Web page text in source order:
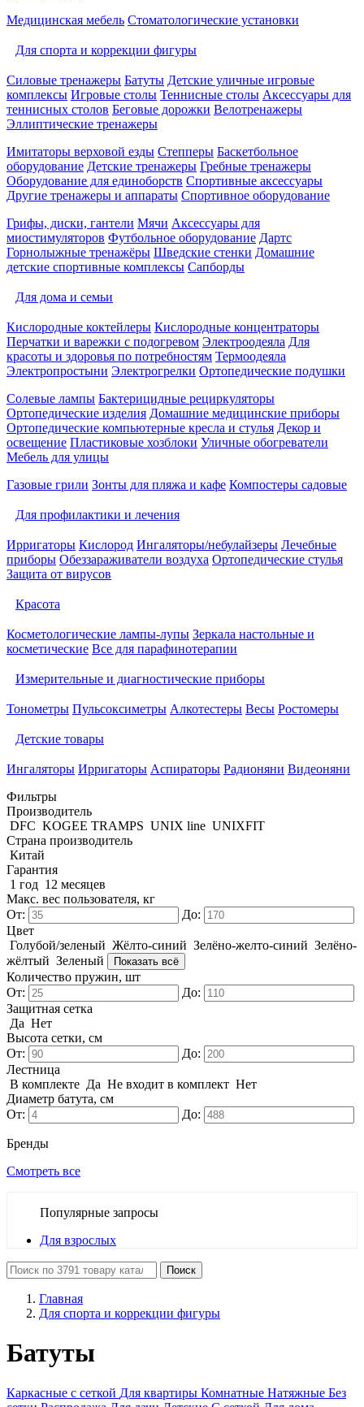
Медицинская мебель Стоматологические установки
Для спорта и коррекции фигуры
Силовые тренажеры Батуты Детские уличные игровые
комплексы Игровые столы Теннисные столы Аксессуары для
теннисных столов Беговые дорожки Велотренажеры
Эллиптические тренажеры
Имитаторы верховой езды Степперы Баскетбольное
оборудование Детские тренажеры Гребные тренажеры
Оборудование для единоборств Спортивные аксессуары
Другие тренажеры и аппараты Спортивное оборудование
Грифы, диски, гантели Мячи Аксессуары для
миостимуляторов Футбольное оборудование Дартс
Горнолыжные тренажёры Шведские стенки Домашние
детские спортивные комплексы Сапборды
Для дома и семьи
Кислородные коктейлеры Кислородные концентраторы
Перчатки и варежки с подогревом Электроодеяла Для
красоты и здоровья по потребностям Термоодеяла
Электропростыни Электрогрелки Ортопедические подушки
Солевые лампы Бактерицидные рециркуляторы
Ортопедические изделия Домашние медицинские приборы
Ортопедические компьютерные кресла и стулья Декор и
освещение Пластиковые хозблоки Уличные обогреватели
Мебель для улицы
Газовые грили Зонты для пляжа и кафе Компостеры садовые
Для профилактики и лечения
Ирригаторы Кислород Ингаляторы/небулайзеры Лечебные
приборы Обеззараживатели воздуха Ортопедические стулья
Защита от вирусов
Красота
Косметологические лампы-лупы Зеркала настольные и
косметические Все для парафинотерапии
Измерительные и диагностические приборы
Тонометры Пульсоксиметры Алкотестеры Весы Ростомеры
Детские товары
Ингаляторы Ирригаторы Аспираторы Радионяни Видеоняни
Фильтры
Производитель
DFC KOGEE TRAMPS UNIX line UNIXFIT
Страна производитель
Китай
Гарантия
1 год 12 месяцев
Макс. вес пользователя, кг
От:
До:
Цвет
Голубой/зеленый Жёлто-синий Зелёно-желто-синий Зелёно-
жёлтый Зеленый Показать всё
Количество пружин, шт
От:
До:
Защитная сетка
Да Нет
Высота сетки, см
От:
До:
Лестница
В комплекте Да Не входит в комплект Нет
Диаметр батута, см
От:
До:
Бренды
Смотреть все
Популярные запросы
Для взрослых
Поиск
Главная
Для спорта и коррекции фигуры
Батуты
Каркасные с сеткой Для квартиры Комнатные Натяжные Без